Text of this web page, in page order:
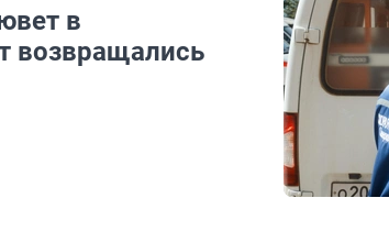
в
возвращались